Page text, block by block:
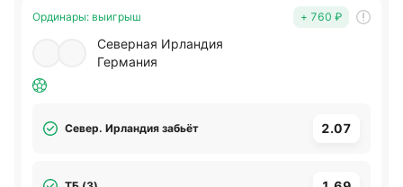
как соперник достаточно стойкий.
кол-во игр довелось играть между собой, и
конечно гости также знают чего ждать, и не
ждать. Борьба будет, и забьют гости, взять
очки будет тяжело, но 1-1 допустимо. В ином
случае Германия выиграет хотя-бы 2-1. Один
в актив. Общий тотал матча 3+ мячей.
Ординары: выигрыш + 760 ₽
Северная Ирландия
Германия
Север. Ирландия забьёт 2.07